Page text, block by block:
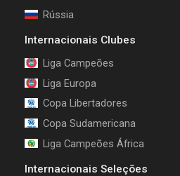
Rússia
Internacionais Clubes
Liga Campeões
Liga Europa
Copa Libertadores
Copa Sudamericana
Liga Campeões África
Internacionais Seleções